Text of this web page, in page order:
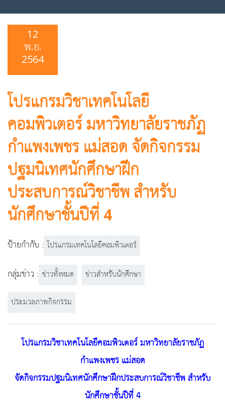
12
พ.ย.
2564
โปรแกรมวิชาเทคโนโลยี
คอมพิวเตอร์ มหาวิทยาลัยราชภัฏ
กำแพงเพชร แม่สอด จัดกิจกรรม
ปฐมนิเทศนักศึกษาฝึก
ประสบการณ์วิชาชีพ สำหรับ
นักศึกษาชั้นปีที่ 4
ป้ายกำกับ : โปรแกรมเทคโนโลยีคอมพิวเตอร์
กลุ่มข่าว : ข่าวทั้งหมด
ข่าวสำหรับนักศึกษา
ประมวลภาพกิจกรรม
โปรแกรมวิชาเทคโนโลยีคอมพิวเตอร์ มหาวิทยาลัยราชภัฏ
กำแพงเพชร แม่สอด
จัดกิจกรรมปฐมนิเทศนักศึกษาฝึกประสบการณ์วิชาชีพ สำหรับ
นักศึกษาชั้นปีที่ 4